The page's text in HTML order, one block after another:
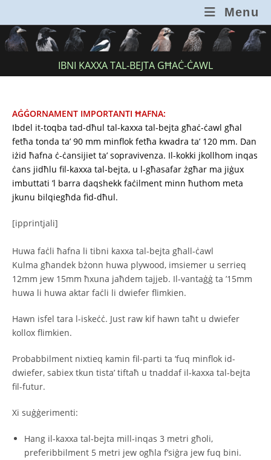
content
Menu
IBNI KAXXA TAL-BEJTA GĦAĊ-ĊAWL
AĠĠORNAMENT IMPORTANTI ĦAFNA:
Ibdel it-toqba tad-dħul tal-kaxxa tal-bejta għaċ-ċawl għal
fetħa tonda ta’ 90 mm minflok fetħa kwadra ta’ 120 mm. Dan
iżid ħafna ċ-ċansijiet ta’ sopravivenza. Il-kokki jkollhom inqas
ċans jidħlu fil-kaxxa tal-bejta, u l-għasafar żgħar ma jiġux
imbuttati ’l barra daqshekk faċilment minn ħuthom meta
jkunu bilqiegħda fid-dħul.
[ipprintjali]
Huwa faċli ħafna li tibni kaxxa tal-bejta għall-ċawl
Kulma għandek bżonn huwa plywood, imsiemer u serrieq
12mm jew 15mm ħxuna jaħdem tajjeb. Il-vantaġġ ta ’15mm
huwa li huwa aktar faċli li dwiefer flimkien.
Hawn isfel tara l-iskeċċ. Just raw kif hawn taħt u dwiefer
kollox flimkien.
Probabbilment nixtieq kamin fil-parti ta ‘fuq minflok id-
dwiefer, sabiex tkun tista’ tiftaħ u tnaddaf il-kaxxa tal-bejta
fil-futur.
Xi suġġerimenti:
Hang il-kaxxa tal-bejta mill-inqas 3 metri għoli,
preferibbilment 5 metri jew ogħla f’siġra jew fuq bini.